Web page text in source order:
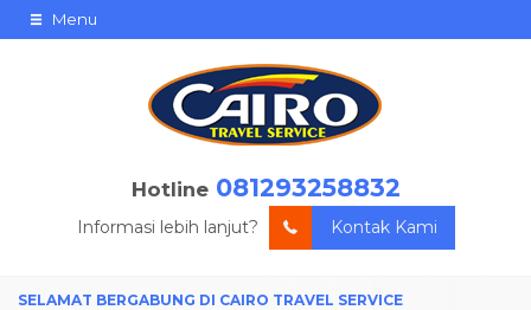
Menu
Hotline 081293258832
Informasi lebih lanjut? Kontak Kami